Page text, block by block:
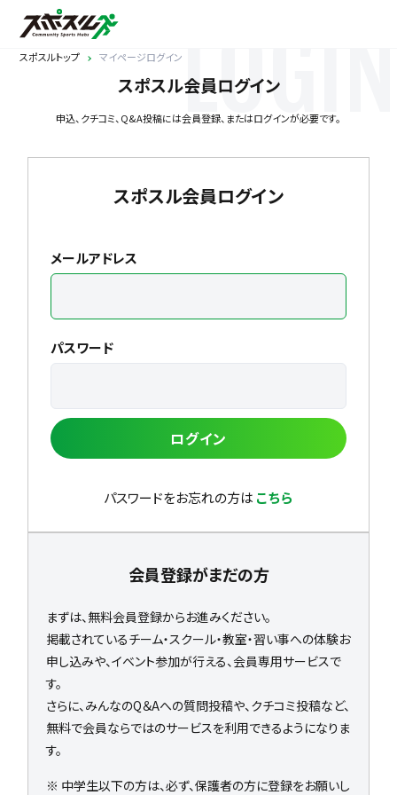
スポスルトップ マイページログイン
スポスル会員ログイン
申込、クチコミ、Q&A投稿には会員登録、またはログインが必要です。
LOGIN
スポスル会員ログイン
メールアドレス
パスワード
ログイン
パスワードをお忘れの方は こちら
会員登録がまだの方
まずは、無料会員登録からお進みください。
掲載されているチーム・スクール・教室・習い事への体験お
申し込みや、イベント参加が行える、会員専用サービスで
す。
さらに、みんなのQ＆Aへの質問投稿や、クチコミ投稿など、
無料で会員ならではのサービスを利用できるようになりま
す。
※ 中学生以下の方は、必ず、保護者の方に登録をお願いし